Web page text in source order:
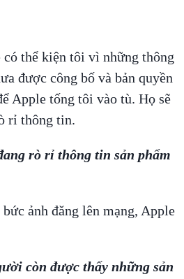
thể kiện tôi vì những thông
được công bố và bản quyền
Apple tống tôi vào tù. Họ sẽ
rỉ thông tin.
rò rỉ thông tin sản phẩm
ảnh đăng lên mạng, Apple
còn được thấy những sản